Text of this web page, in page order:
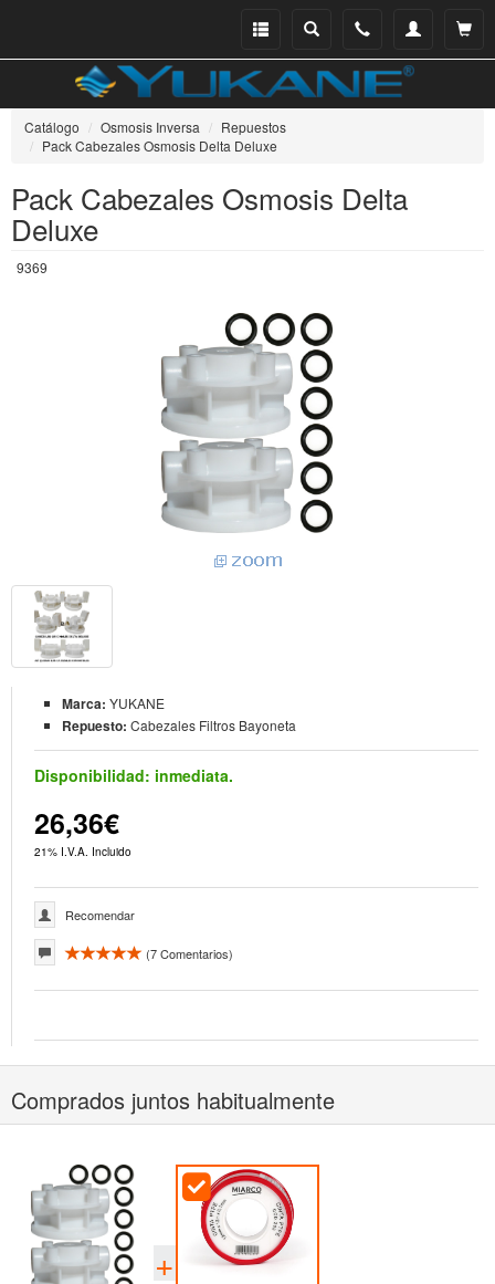
Ver
Mi
Teléfono
Buscar
Menu
Catálogo Osmosis Inversa
Repuestos
Pack Cabezales Osmosis Delta Deluxe
Pack Cabezales Osmosis Delta
Deluxe
9369
Marca: YUKANE
Repuesto: Cabezales Filtros Bayoneta
Disponibilidad: inmediata.
26,36€
21% I.V.A. Incluido
Recomendar
(7Comentarios)
Comprados juntos habitualmente